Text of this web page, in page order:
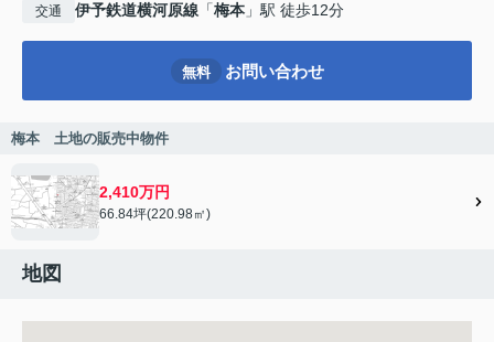
交通 伊予鉄道横河原線 「梅本 」駅 徒歩12分
無料 お問い合わせ
梅本 土地の販売中物件
2,410万円
66.84坪(220.98㎡)
地図